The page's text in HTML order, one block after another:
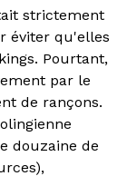
strictement
éviter qu'elles
Pourtant,
par le
de rançons.
douzaine de